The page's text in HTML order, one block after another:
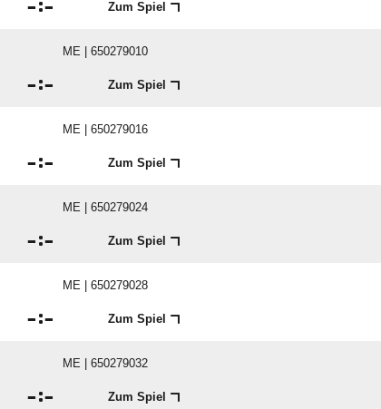
: Zum Spiel
ME | 650279010
: Zum Spiel
ME | 650279016
: Zum Spiel
ME | 650279024
: Zum Spiel
ME | 650279028
: Zum Spiel
ME | 650279032
: Zum Spiel